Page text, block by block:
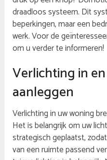
draadloos systeem. Dit
beperkingen, maar een
werk. Voor de
om u verder te informeren!
Verlichting in
aanleggen
Verlichting in uw woning
Het is belangrijk om uw
strategisch geplaatst,
van een ruimte passend